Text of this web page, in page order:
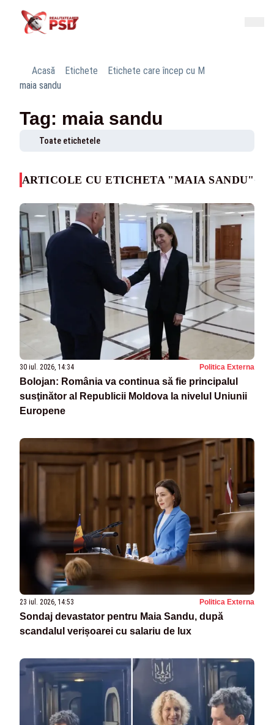
Acasă Etichete
Etichete care încep cu M
maia sandu
Tag: maia sandu
Toate etichetele
ARTICOLE CU ETICHETA "MAIA SANDU"
30 iul. 2026, 14:34 Politica Externa
Bolojan: România va continua să fie principalul
susţinător al Republicii Moldova la nivelul Uniunii
Europene
23 iul. 2026, 14:53 Politica Externa
Sondaj devastator pentru Maia Sandu, după
scandalul verișoarei cu salariu de lux